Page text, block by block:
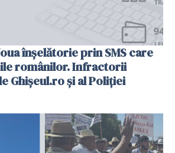
înșelătorie prin SMS care
românilor. Infractorii
Ghișeul.ro și al Poliției